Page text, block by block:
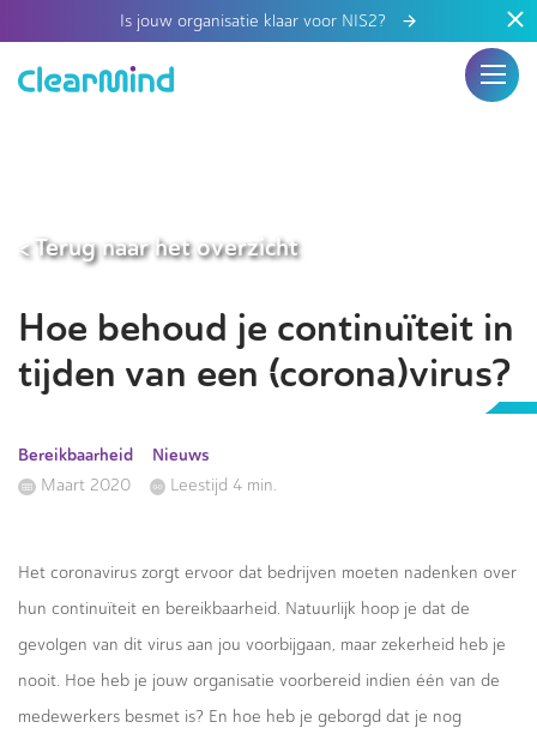
Is jouw organisatie klaar voor NIS2?
< Terug naar het overzicht
Hoe behoud je continuïteit in
tijden van een (corona)virus?
Bereikbaarheid Nieuws
Maart 2020 Leestijd 4 min.
Het coronavirus zorgt ervoor dat bedrijven moeten nadenken over
hun continuïteit en bereikbaarheid. Natuurlijk hoop je dat de
gevolgen van dit virus aan jou voorbijgaan, maar zekerheid heb je
nooit. Hoe heb je jouw organisatie voorbereid indien één van de
medewerkers besmet is? En hoe heb je geborgd dat je nog